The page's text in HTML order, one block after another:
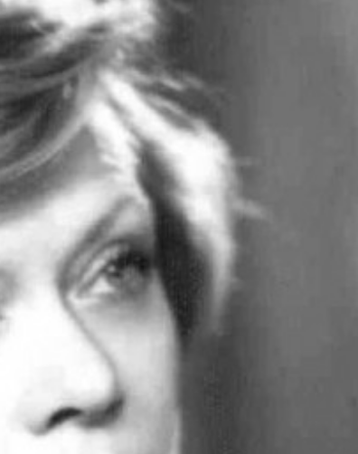
Вот только я с ним не согласна. Есть люди -
с грязью на дне. Переступил и забыл.
выдается нам при рождении, она приобретается с
как можно больше. А реальность такова, что
себя или то, что имеют.